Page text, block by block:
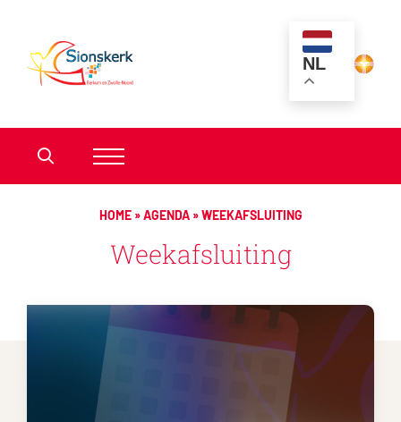
NL
HOME»AGENDA»WEEKAFSLUITING
Weekafsluiting